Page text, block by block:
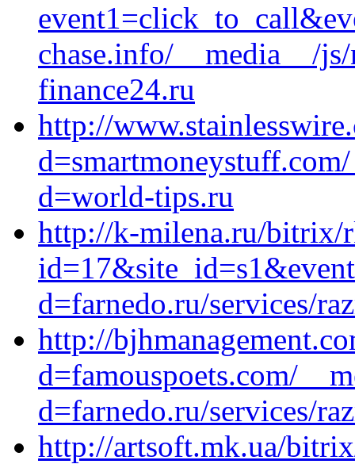
chase.info/__media__/
finance24.ru
http://
d=world-tips.ru
http://k-milena.ru/bitrix/
d=farnedo.ru/services/
http://
d=famouspoets.com/
d=farnedo.ru/services/
http://artsoft.mk.ua/